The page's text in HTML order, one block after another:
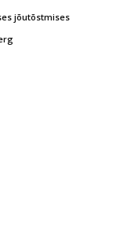
jõutõstmises